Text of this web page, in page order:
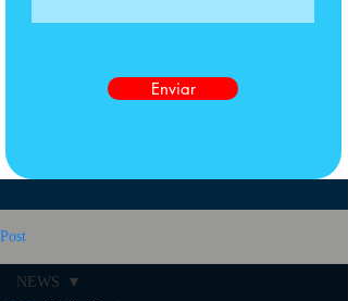
Enviar
Post
NEWS